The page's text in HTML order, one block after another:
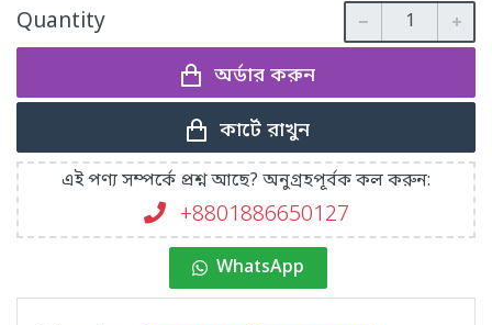
Quantity
অর্ডার করুন
কার্টে রাখুন
এই পণ্য সম্পর্কে প্রশ্ন আছে? অনুগ্রহপূর্বক কল করুন:
+8801886650127
WhatsApp